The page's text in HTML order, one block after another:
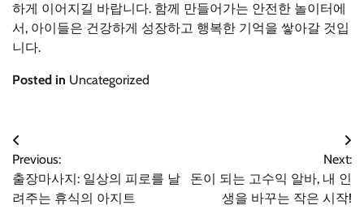
하게 이어지길 바랍니다. 함께 만들어가는 안전한 놀이터에
서, 아이들은 건강하게 성장하고 행복한 기억을 쌓아갈 것입
니다.
Posted in Uncategorized
글
탐
Previous:
출장마사지: 일상의 피로를 날
려주는 휴식의 아지트
Next:
돈이 되는 고수익 알바, 내 인
생을 바꾸는 작은 시작!